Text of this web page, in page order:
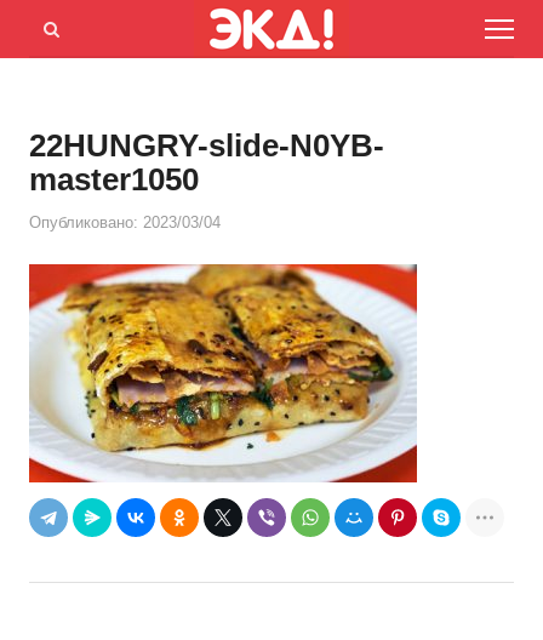
Menu
Открыть
22HUNGRY-slide-N0YB-
master1050
Опубликовано: 2023/03/04